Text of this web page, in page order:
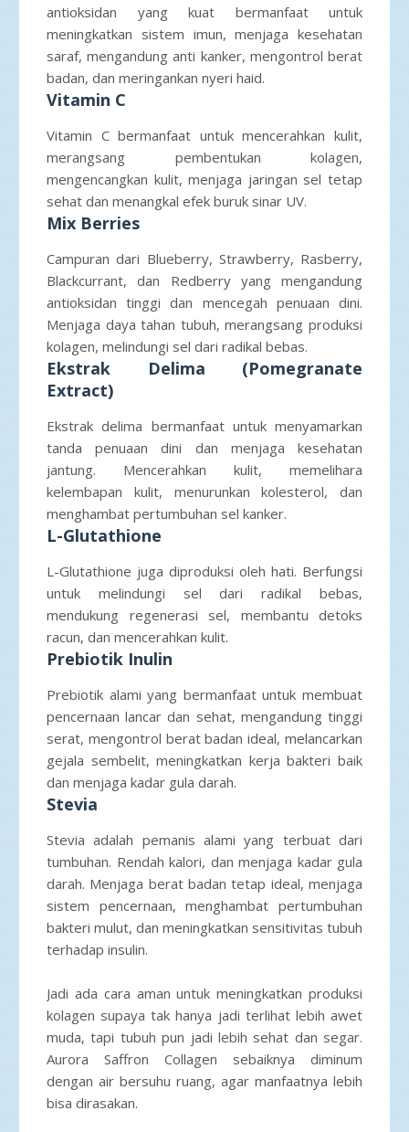
antioksidan yang kuat bermanfaat untuk
meningkatkan sistem imun, menjaga kesehatan
saraf, mengandung anti kanker, mengontrol berat
badan, dan meringankan nyeri haid.
Vitamin C
Vitamin C bermanfaat untuk mencerahkan kulit,
merangsang pembentukan kolagen,
mengencangkan kulit, menjaga jaringan sel tetap
sehat dan menangkal efek buruk sinar UV.
Mix Berries
Campuran dari Blueberry, Strawberry, Rasberry,
Blackcurrant, dan Redberry yang mengandung
antioksidan tinggi dan mencegah penuaan dini.
Menjaga daya tahan tubuh, merangsang produksi
kolagen, melindungi sel dari radikal bebas.
Ekstrak Delima (Pomegranate
Extract)
Ekstrak delima bermanfaat untuk menyamarkan
tanda penuaan dini dan menjaga kesehatan
jantung. Mencerahkan kulit, memelihara
kelembapan kulit, menurunkan kolesterol, dan
menghambat pertumbuhan sel kanker.
L-Glutathione
L-Glutathione juga diproduksi oleh hati. Berfungsi
untuk melindungi sel dari radikal bebas,
mendukung regenerasi sel, membantu detoks
racun, dan mencerahkan kulit.
Prebiotik Inulin
Prebiotik alami yang bermanfaat untuk membuat
pencernaan lancar dan sehat, mengandung tinggi
serat, mengontrol berat badan ideal, melancarkan
gejala sembelit, meningkatkan kerja bakteri baik
dan menjaga kadar gula darah.
Stevia
Stevia adalah pemanis alami yang terbuat dari
tumbuhan. Rendah kalori, dan menjaga kadar gula
darah. Menjaga berat badan tetap ideal, menjaga
sistem pencernaan, menghambat pertumbuhan
bakteri mulut, dan meningkatkan sensitivitas tubuh
terhadap insulin.
Jadi ada cara aman untuk meningkatkan produksi
kolagen supaya tak hanya jadi terlihat lebih awet
muda, tapi tubuh pun jadi lebih sehat dan segar.
Aurora Saffron Collagen sebaiknya diminum
dengan air bersuhu ruang, agar manfaatnya lebih
bisa dirasakan.